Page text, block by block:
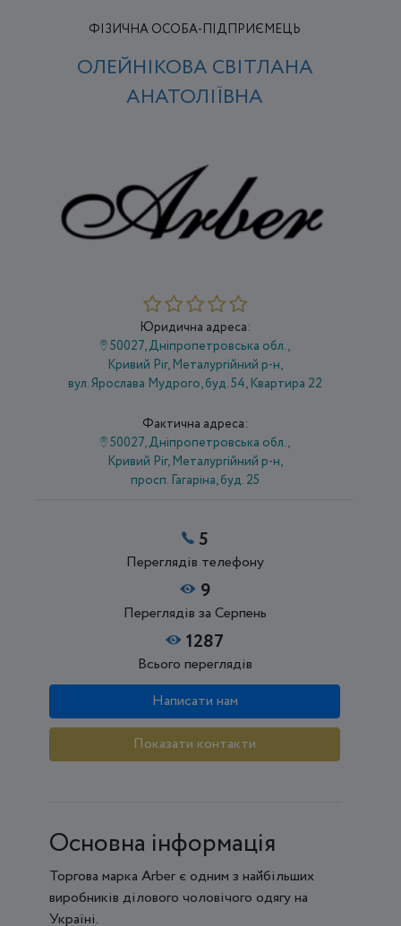
ФІЗИЧНА ОСОБА-ПІДПРИЄМЕЦЬ
ОЛЕЙНІКОВА СВІТЛАНА
АНАТОЛІЇВНА
Юридична адреса:
50027, Дніпропетровська обл.,
Кривий Ріг, Металургійний р-н,
вул. Ярослава Мудрого, буд. 54, Квартира 22
Фактична адреса:
50027, Дніпропетровська обл.,
Кривий Ріг, Металургійний р-н,
просп. Гагаріна, буд. 25
5
Переглядів телефону
9
Переглядів за Серпень
1287
Всього переглядів
Написати нам
Показати контакти
Основна інформація
Торгова марка Arber є одним з найбільших
виробників ділового чоловічого одягу на
Україні.